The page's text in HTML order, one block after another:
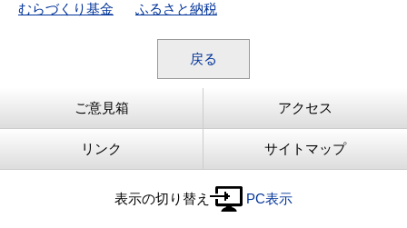
むらづくり基金 ふるさと納税
戻る
ご意見箱 アクセス
リンク サイトマップ
表示の切り替え PC表示